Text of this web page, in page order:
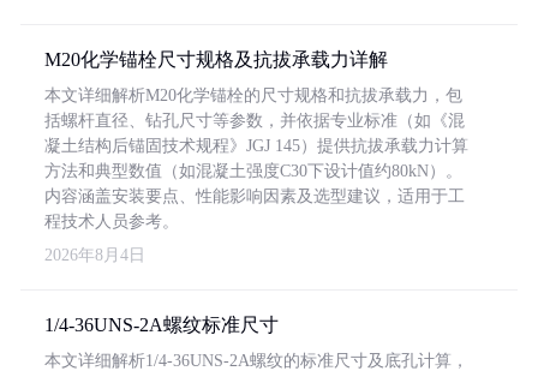
M20化学锚栓尺寸规格及抗拔承载力详解
本文详细解析M20化学锚栓的尺寸规格和抗拔承载力，包
括螺杆直径、钻孔尺寸等参数，并依据专业标准（如《混
凝土结构后锚固技术规程》JGJ 145）提供抗拔承载力计算
方法和典型数值（如混凝土强度C30下设计值约80kN）。
内容涵盖安装要点、性能影响因素及选型建议，适用于工
程技术人员参考。
2026年8月4日
1/4-36UNS-2A螺纹标准尺寸
本文详细解析1/4-36UNS-2A螺纹的标准尺寸及底孔计算，